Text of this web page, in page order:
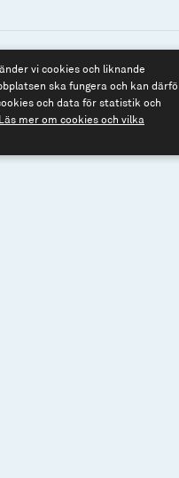
- 545 813 40
vi cookies och liknande
ska fungera och kan
och data för statistik och
Läs mer om cookies och vilka